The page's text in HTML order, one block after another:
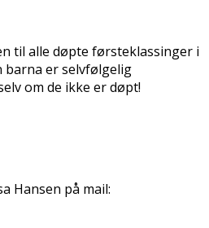
til alle døpte førsteklassinger i
barna er selvfølgelig
om de ikke er døpt!
Hansen på mail: